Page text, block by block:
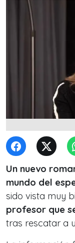
Un nuevo
mundo del
sido vista muy
profesor que
tras rescatar a